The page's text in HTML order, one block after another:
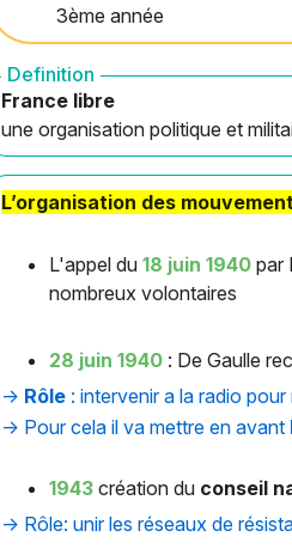
3ème année
Definition
France libre
une organisation politique et
L’organisation des
L'appel du 18 juin 1940par
nombreux volontaires
28 juin 1940 : De Gaulle
-> Rôle : intervenir a la radio
-> Pour cela il va mettre en avant
1943 création du conseil
-> Rôle: unir les réseaux de